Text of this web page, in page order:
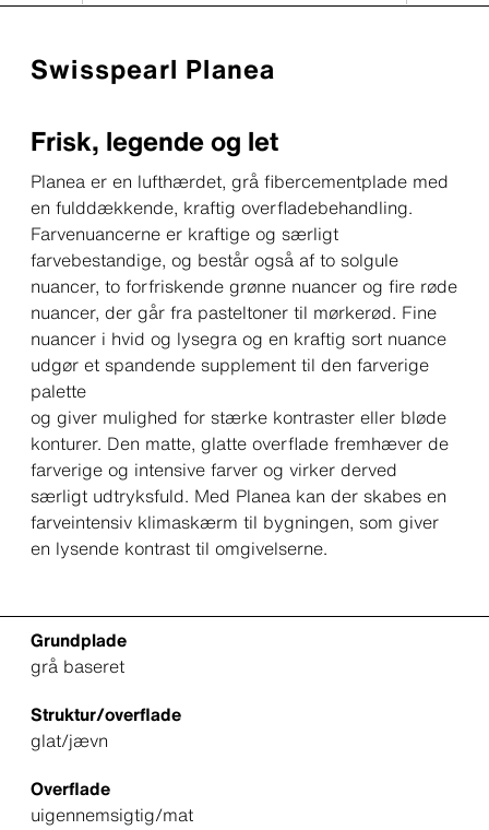
Swisspearl Planea
Frisk, legende og let
Planea er en lufthærdet, grå fibercementplade med
en fulddækkende, kraftig overfladebehandling.
Farvenuancerne er kraftige og særligt
farvebestandige, og består også af to solgule
nuancer, to forfriskende grønne nuancer og fire røde
nuancer, der går fra pasteltoner til mørkerød. Fine
nuancer i hvid og lysegra og en kraftig sort nuance
udgør et spandende supplement til den farverige
palette
og giver mulighed for stærke kontraster eller bløde
konturer. Den matte, glatte overflade fremhæver de
farverige og intensive farver og virker derved
særligt udtryksfuld. Med Planea kan der skabes en
farveintensiv klimaskærm til bygningen, som giver
en lysende kontrast til omgivelserne.
Grundplade
grå baseret
Struktur/overflade
glat/jævn
Overflade
uigennemsigtig/mat